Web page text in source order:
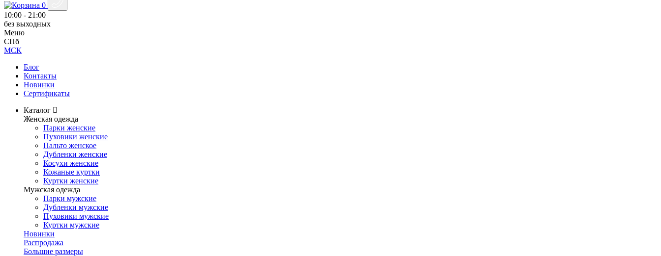
0
10:00 - 21:00
без выходных
Меню
СПб
МСК
Блог
Контакты
Новинки
Сертификаты
Каталог
Женская одежда
Парки женские
Пуховики женские
Пальто женское
Дубленки женские
Косухи женские
Кожаные куртки
Куртки женские
Мужская одежда
Парки мужские
Дубленки мужские
Пуховики мужские
Куртки мужские
Новинки
Распродажа
Большие размеры